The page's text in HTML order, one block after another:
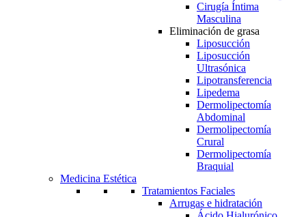
Cirugía Íntima
Masculina
Eliminación de grasa
Liposucción
Liposucción
Ultrasónica
Lipotransferencia
Lipedema
Dermolipectomía
Abdominal
Dermolipectomía
Crural
Dermolipectomía
Braquial
Medicina Estética
Tratamientos Faciales
Arrugas e hidratación